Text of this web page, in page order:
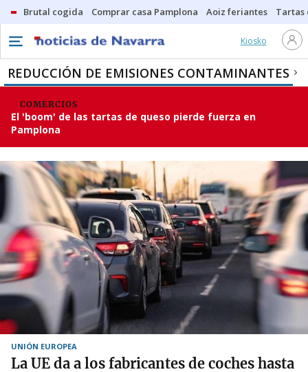
Brutal cogida Comprar casa Pamplona Aoiz feriantes Tartas
Kiosko
REDUCCIÓN DE EMISIONES CONTAMINANTES
COMERCIOS
El 'boom' de las tartas de queso pierde fuerza en
Pamplona
UNIÓN EUROPEA
La UE da a los fabricantes de coches hasta